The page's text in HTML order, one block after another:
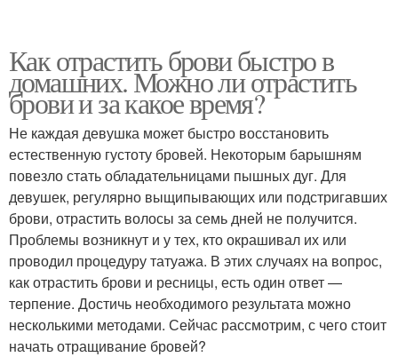
Как отрастить брови быстро в
домашних. Можно ли отрастить
брови и за какое время?
Не каждая девушка может быстро восстановить
естественную густоту бровей. Некоторым барышням
повезло стать обладательницами пышных дуг. Для
девушек, регулярно выщипывающих или подстригавших
брови, отрастить волосы за семь дней не получится.
Проблемы возникнут и у тех, кто окрашивал их или
проводил процедуру татуажа. В этих случаях на вопрос,
как отрастить брови и ресницы, есть один ответ —
терпение. Достичь необходимого результата можно
несколькими методами. Сейчас рассмотрим, с чего стоит
начать отращивание бровей?